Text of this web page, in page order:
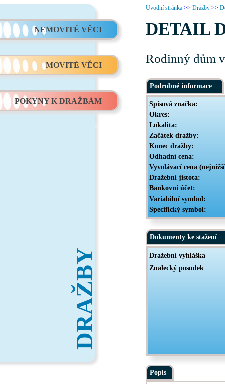
NEMOVITÉ VĚCI
MOVITÉ VĚCI
POKYNY K DRAŽBÁM
DRAŽBY
Úvodní stránka >> Dražby >>
DETAIL
Rodinný dům
Podrobné informace
Spisová značka:
Okres:
Lokalita:
Začátek dražby:
Konec dražby:
Odhadní cena:
Vyvolávací cena
Dražební jistota:
Bankovní účet:
Variabilní symbol:
Specifický symbol:
Dokumenty ke stažení
Dražební vyhláška
Znalecký posudek
Popis